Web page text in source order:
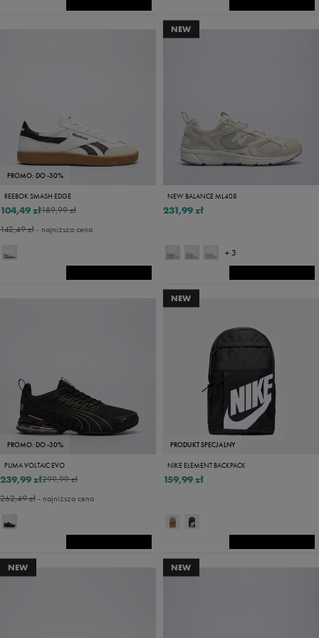
PROMO: DO -30%
REEBOK SMASH EDGE
189,99 zł
104,49 zł
142,49 zł- najniższa cena
NEW
NEW BALANCE ML408
231,99 zł
+ 3
PROMO: DO -30%
PUMA VOLTAIC EVO
299,99 zł
239,99 zł
262,49 zł- najniższa cena
NEW
PRODUKT SPECJALNY
NIKE ELEMENT BACKPACK
159,99 zł
NEW NEW